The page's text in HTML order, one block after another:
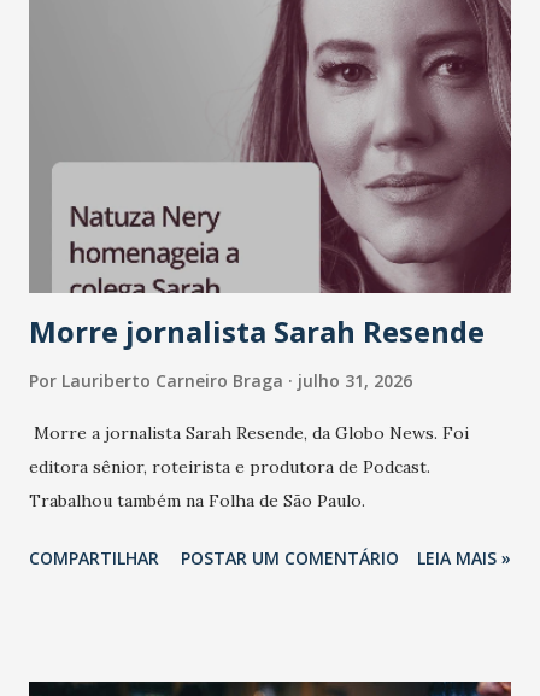
A nova edição chega em um momento em que autenticidade
e consistência ganham peso nas conversas sobre marca,
liderança e estratégia. - Vivemos um momento em que todo
mundo fala muito e poucos entregam de verdade. O NM2B
sempre existiu para dar palco a quem constrói com
consistência, e nesta edição isso fica ainda mais claro.
Vamos reforçar que ser genuíno sustenta a confiança entre
marcas, pessoas e mercado", afirma Tamires So...
Morre jornalista Sarah Resende
Por Lauriberto Carneiro Braga julho 31, 2026
Morre a jornalista Sarah Resende, da Globo News. Foi
editora sênior, roteirista e produtora de Podcast.
Trabalhou também na Folha de São Paulo.
COMPARTILHAR POSTAR UM COMENTÁRIO LEIA MAIS »